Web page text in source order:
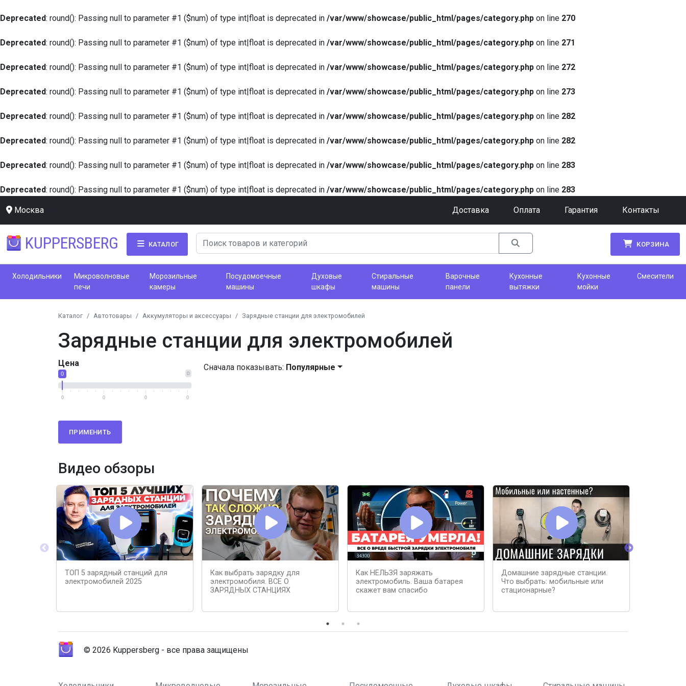
Deprecated: round(): Passing null to parameter #1 ($num) of type int|float is deprecated in /var/www/showcase/public_html/pages/category.php on line 270
Deprecated: round(): Passing null to parameter #1 ($num) of type int|float is deprecated in /var/www/showcase/public_html/pages/category.php on line 271
Deprecated: round(): Passing null to parameter #1 ($num) of type int|float is deprecated in /var/www/showcase/public_html/pages/category.php on line 272
Deprecated: round(): Passing null to parameter #1 ($num) of type int|float is deprecated in /var/www/showcase/public_html/pages/category.php on line 273
Deprecated: round(): Passing null to parameter #1 ($num) of type int|float is deprecated in /var/www/showcase/public_html/pages/category.php on line 282
Deprecated: round(): Passing null to parameter #1 ($num) of type int|float is deprecated in /var/www/showcase/public_html/pages/category.php on line 282
Deprecated: round(): Passing null to parameter #1 ($num) of type int|float is deprecated in /var/www/showcase/public_html/pages/category.php on line 283
Deprecated: round(): Passing null to parameter #1 ($num) of type int|float is deprecated in /var/www/showcase/public_html/pages/category.php on line 283
Москва Доставка Оплата Гарантия Контакты
KUPPERSBERG КАТАЛОГ КОРЗИНА
Холодильники
Микроволновые
печи
Морозильные
камеры
Посудомоечные
машины
Духовые
шкафы
Стиральные
машины
Варочные
панели
Кухонные
вытяжки
Кухонные
мойки
Смесители
Каталог Автотовары Аккумуляторы и аксессуары Зарядные станции для электромобилей
Зарядные станции для электромобилей
Цена
0
0
0 0 0 0
ПРИМЕНИТЬ
Сначала показывать: Популярные
Видео обзоры
ТОП 5 зарядный станций для
электромобилей 2025
Как выбрать зарядку для
электромобиля. ВСЕ О
ЗАРЯДНЫХ СТАНЦИЯХ
Как НЕЛЬЗЯ заряжать
электромобиль. Ваша батарея
скажет вам спасибо
Домашние зарядные станции.
Что выбрать: мобильные или
стационарные?
© 2026 Kuppersberg - все права защищены